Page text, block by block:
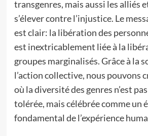
transgenres, mais aussi les alliés
s’élever contre l’injustice. Le
est clair: la libération des
est inextricablement liée à la
groupes marginalisés. Grâce à la
l’action collective, nous pouvons
où la diversité des genres n’est
tolérée, mais célébrée comme un
fondamental de l’expérience